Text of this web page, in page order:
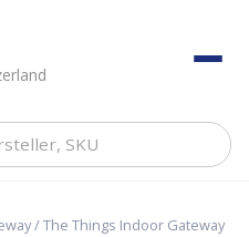
/ The Things Indoor Gateway